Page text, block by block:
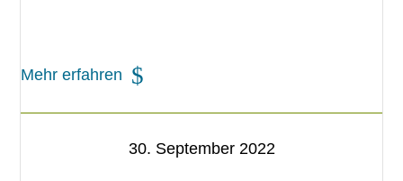
Mehr erfahren
30. September 2022